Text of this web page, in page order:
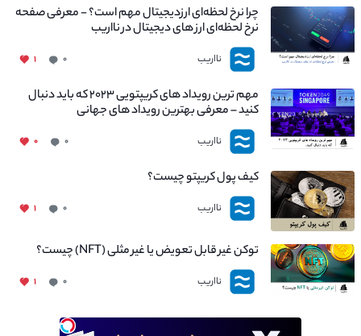
چرا نرخ لحظه‌ای ارزدیجیتال مهم است؟ - معرفی صفحه
نرخ لحظه‌ای ارز های دیجیتال در نااریب
نااریب ۰ ۱
مهم ترین رویداد های کریپتویی ۲۰۲۳ که باید دنبال
کنید – معرفی بهترین رویداد های جهانی
نااریب ۰ ۰
کیف پول کریپتو چیست؟
نااریب ۰ ۱
توکن غیر قابل تعویض یا غیر مثلی (NFT) چیست؟
نااریب ۰ ۱